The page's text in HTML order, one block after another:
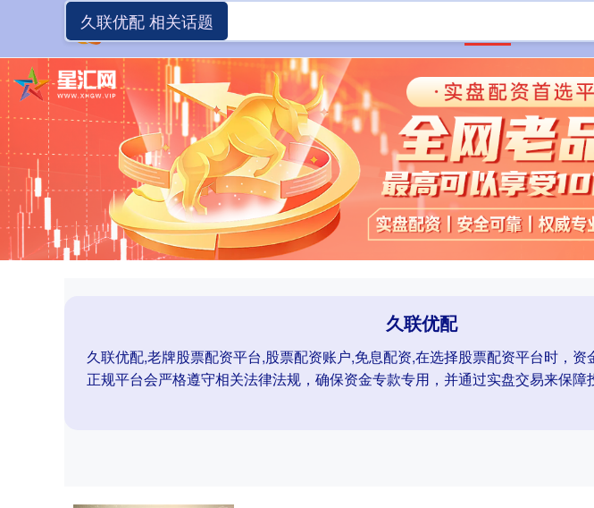
久联优配
久联优配,老牌股票配资平台,股票配资账户,免息配资,在选择股票配资平台时，资
正规平台会严格遵守相关法律法规，确保资金专款专用，并通过实盘交易来保障
久联优配 相关话题